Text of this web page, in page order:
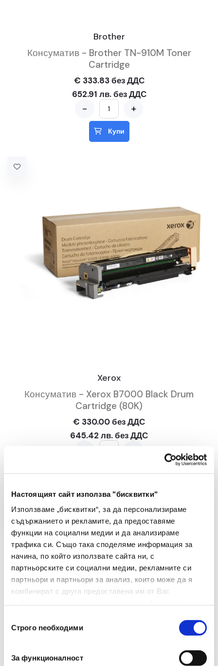
Настоящият сайт използва "бисквитки"
Използваме „бисквитки“, за да персонализираме
съдържанието и рекламите, да предоставяме
функции на социални медии и да анализираме
трафика си. Също така споделяме информация за
начина, по който използвате сайта ни, с
партньорските си социални медии, рекламните си
партньори и партньори за анализ, които може да я
комбинират с друга предоставена им от Вас
наСтрого nеобходими
За функционалност
Brother
Консуматив - Brother TN-910M Toner
Cartridge
€ 333.83 без ДДС
652.91 лв. без ДДС
- +
Купи
Xerox
Консуматив - Xerox B7000 Black Drum
Cartridge (80K)
€ 330.00 без ДДС
645.42 лв. без ДДС
Купи